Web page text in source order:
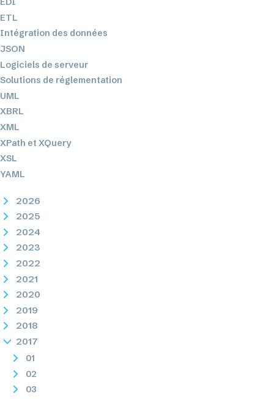
ETL
Intégration des données
JSON
Logiciels de serveur
Solutions de réglementation
UML
XBRL
XML
XPath et XQuery
XSL
YAML
2026
2025
2024
2023
2022
2021
2020
2019
2018
2017
01
02
03